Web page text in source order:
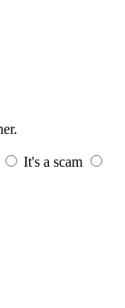
It's a scam